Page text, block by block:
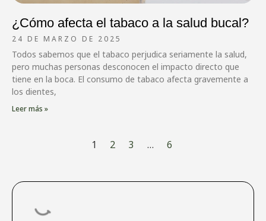
¿Cómo afecta el tabaco a la salud bucal?
24 DE MARZO DE 2025
Todos sabemos que el tabaco perjudica seriamente la salud,
pero muchas personas desconocen el impacto directo que
tiene en la boca. El consumo de tabaco afecta gravemente a
los dientes,
Leer más »
1 2 3 … 6